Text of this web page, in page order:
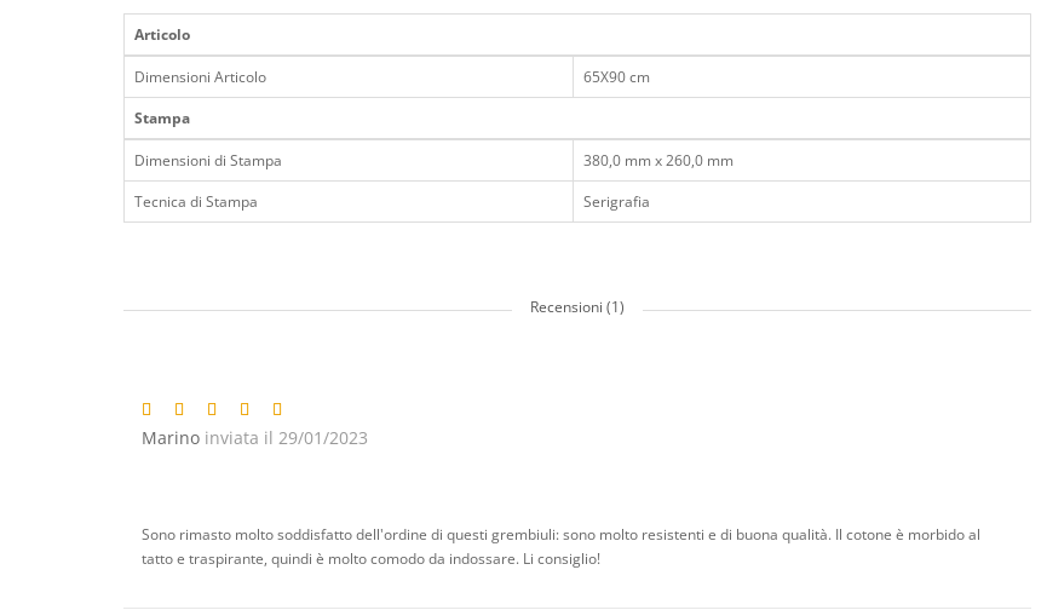
Articolo
Dimensioni Articolo
65X90 cm
Stampa
Dimensioni di Stampa
380,0 mm x 260,0 mm
Tecnica di Stampa
Serigrafia
Recensioni (1)
Marino inviata il 29/01/2023
Sono rimasto molto soddisfatto dell'ordine di questi grembiuli: sono molto resistenti e di buona qualità. Il cotone è morbido al
tatto e traspirante, quindi è molto comodo da indossare. Li consiglio!